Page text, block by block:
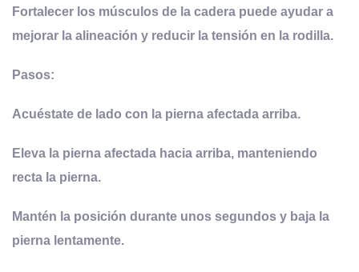
Fortalecer los músculos de la cadera puede ayudar a
mejorar la alineación y reducir la tensión en la rodilla.
Pasos:
Acuéstate de lado con la pierna afectada arriba.
Eleva la pierna afectada hacia arriba, manteniendo
recta la pierna.
Mantén la posición durante unos segundos y baja la
pierna lentamente.